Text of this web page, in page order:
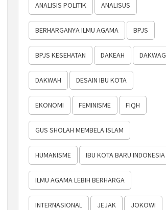
ANALISIS POLITIK ANALISUS
BERHARGANYA ILMU AGAMA BPJS
BPJS KESEHATAN DAKEAH DAKWAG
DAKWAH DESAIN IBU KOTA
EKONOMI FEMINISME FIQH
GUS SHOLAH MEMBELA ISLAM
HUMANISME IBU KOTA BARU INDONESIA
ILMU AGAMA LEBIH BERHARGA
INTERNASIONAL JEJAK JOKOWI